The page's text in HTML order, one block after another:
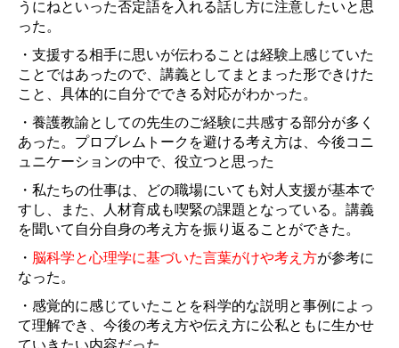
うにねといった否定語を入れる話し方に注意したいと思
った。
・支援する相手に思いが伝わることは経験上感じていた
ことではあったので、講義としてまとまった形できけた
こと、具体的に自分でできる対応がわかった。
・養護教諭としての先生のご経験に共感する部分が多く
あった。プロブレムトークを避ける考え方は、今後コニ
ュニケーションの中で、役立つと思った
・私たちの仕事は、どの職場にいても対人支援が基本で
すし、また、人材育成も喫緊の課題となっている。講義
を聞いて自分自身の考え方を振り返ることができた。
・ 脳科学と心理学に基づいた言葉がけや考え方が参考に
なった。
・感覚的に感じていたことを科学的な説明と事例によっ
て理解でき、今後の考え方や伝え方に公私ともに生かせ
ていきたい内容だった。